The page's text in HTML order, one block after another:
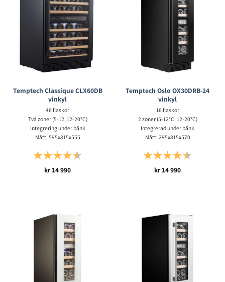
Temptech Classique CLX60DB
vinkyl
46 flaskor
Två zoner (5-12, 12-20°C)
Integrering under bänk
Mått: 595x815x555
Betyg:
kr14 990
Temptech Oslo OX30DRB-24
vinkyl
16 flaskor
2 zoner (5-12°C, 12-20°C)
Integrerad under bänk
Mått: 295x815x570
Betyg:
kr14 990